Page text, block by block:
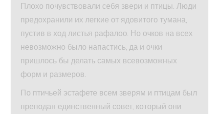
Плохо почувствовали себя звери и птицы. Люди
предохранили их легкие от ядовитого тумана,
пустив в ход листья рафалоо. Но очков на всех
невозможно было напастись, да и очки
пришлось бы делать самых всевозможных
форм и размеров.
По птичьей эстафете всем зверям и птицам был
преподан единственный совет, который они